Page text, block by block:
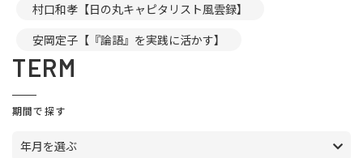
村口和孝【日の丸キャピタリスト風雲録】
安岡定子【『論語』を実践に活かす】
TERM
期間で探す
年月を選ぶ